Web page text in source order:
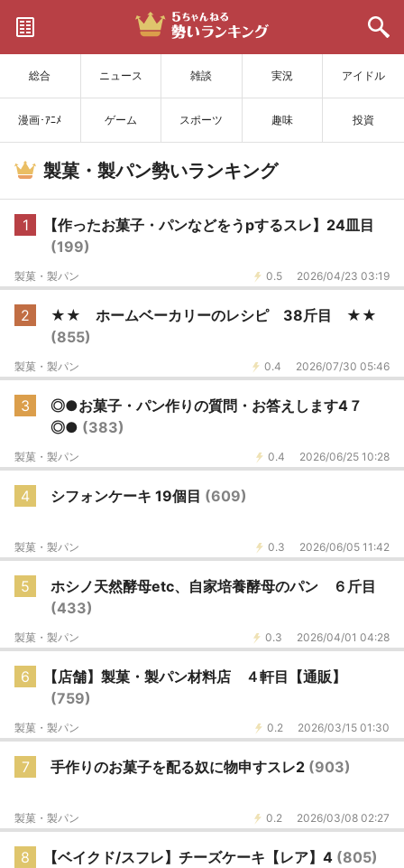
総合 ニュース 雑談 実況 アイドル
漫画･ｱﾆﾒ ゲーム スポーツ 趣味 投資
サイトを更新
製菓・製パン勢いランキング
1
【作ったお菓子・パンなどをうpするスレ】24皿目
(199)
0.5 2026/04/23 03:19
製菓・製パン
2
★★ ホームベーカリーのレシピ 38斤目 ★★
(855)
0.4 2026/07/30 05:46
製菓・製パン
3
◎●お菓子・パン作りの質問・お答えします4７
◎● (383)
0.4 2026/06/25 10:28
製菓・製パン
4 シフォンケーキ 19個目 (609)
0.3 2026/06/05 11:42
製菓・製パン
5
ホシノ天然酵母etc、自家培養酵母のパン ６斤目
(433)
0.3 2026/04/01 04:28
製菓・製パン
6
【店舗】製菓・製パン材料店 ４軒目【通販】
(759)
0.2 2026/03/15 01:30
製菓・製パン
7 手作りのお菓子を配る奴に物申すスレ2 (903)
0.2 2026/03/08 02:27
製菓・製パン
8 【ベイクド/スフレ】チーズケーキ【レア】4 (805)